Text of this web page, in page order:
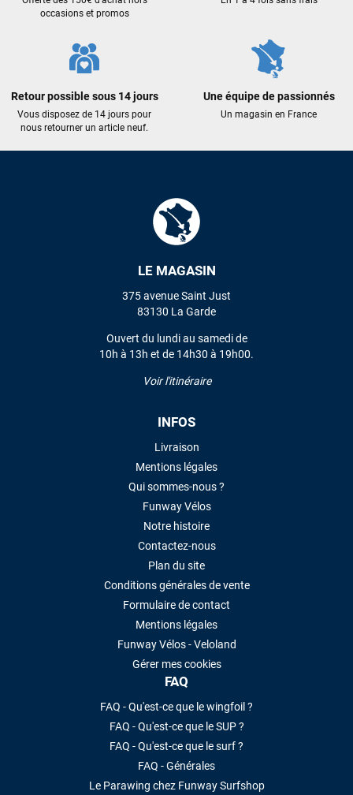
occasions et promos
Retour possible sous 14 jours
Vous disposez de 14 jours pour
nous retourner un article neuf.
Une équipe de passionnés
Un magasin en France
LE MAGASIN
375 avenue Saint Just
83130 La Garde
Ouvert du lundi au samedi de
10h à 13h et de 14h30 à 19h00.
Voir l'itinéraire
INFOS
Livraison
Mentions légales
Qui sommes-nous ?
Funway Vélos
Notre histoire
Contactez-nous
Plan du site
Conditions générales de vente
Formulaire de contact
Mentions légales
Funway Vélos - Veloland
Gérer mes cookies
FAQ
FAQ - Qu'est-ce que le wingfoil ?
FAQ - Qu'est-ce que le SUP ?
FAQ - Qu'est-ce que le surf ?
FAQ - Générales
Le Parawing chez Funway Surfshop